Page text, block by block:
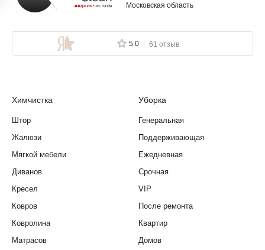
Московская область
5.0 61 отзыв
Химчистка
Штор
Жалюзи
Мягкой мебели
Диванов
Кресел
Ковров
Ковролина
Матрасов
Уборка
Генеральная
Поддерживающая
Ежедневная
Срочная
VIP
После ремонта
Квартир
Домов